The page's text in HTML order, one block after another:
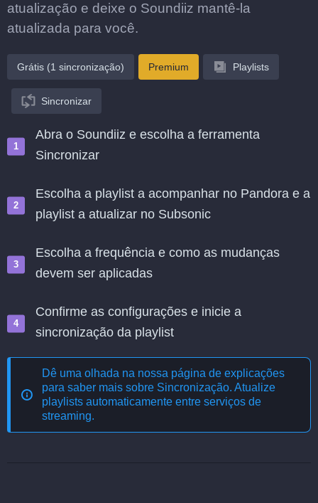
atualização e deixe o Soundiiz mantê-la
atualizada para você.
Grátis (1 sincronização) Premium Playlists
Sincronizar
Abra o Soundiiz e escolha a ferramenta
Sincronizar
Escolha a playlist a acompanhar no Pandora e a
playlist a atualizar no Subsonic
Escolha a frequência e como as mudanças
devem ser aplicadas
Confirme as configurações e inicie a
sincronização da playlist
Dê uma olhada na nossa página de explicações
para saber mais sobre Sincronização. Atualize
playlists automaticamente entre serviços de
streaming.